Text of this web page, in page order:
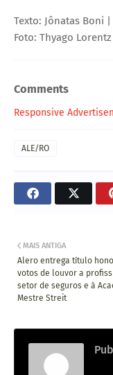
Texto: Jônatas Boni
Foto: Thyago
Comments
Responsive
ALE/RO
MAIS ANTIGA
Alero entrega título
votos de louvor a
setor de seguros e à
Mestre Streit